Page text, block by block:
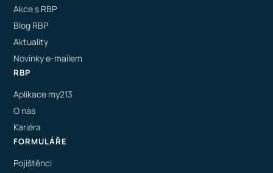
Akce s RBP
Blog RBP
Aktuality
Novinky e-mailem
RBP
Aplikace my213
O nás
Kariéra
FORMULÁŘE
Pojištěnci